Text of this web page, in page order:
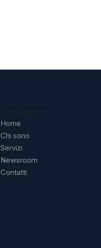
Home
Chi sono
Servizi
Newsroom
Contatti